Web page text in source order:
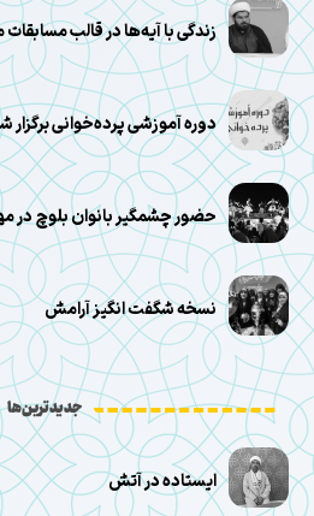
زندگی با آیه‌ها در قالب مسابقات
دوره آموزشی پرده‌خوانی برگزار
حضور چشمگیر بانوان بلوچ در
نسخه شگفت انگیز آرامش
جدیدترین‌ها
ایستاده در آتش